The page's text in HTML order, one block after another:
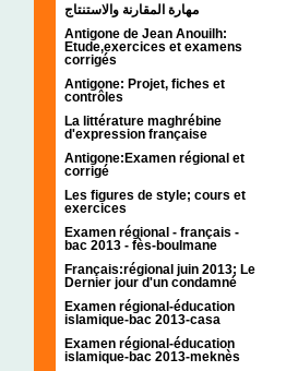
مهارة المقارنة والاستنتاج
Antigone de Jean Anouilh:
Etude,exercices et examens
corrigés
Antigone: Projet, fiches et
contrôles
La littérature maghrébine
d'expression française
Antigone:Examen régional et
corrigé
Les figures de style; cours et
exercices
Examen régional - français -
bac 2013 - fès-boulmane
Français:régional juin 2013; Le
Dernier jour d'un condamné
Examen régional-éducation
islamique-bac 2013-casa
Examen régional-éducation
islamique-bac 2013-meknès